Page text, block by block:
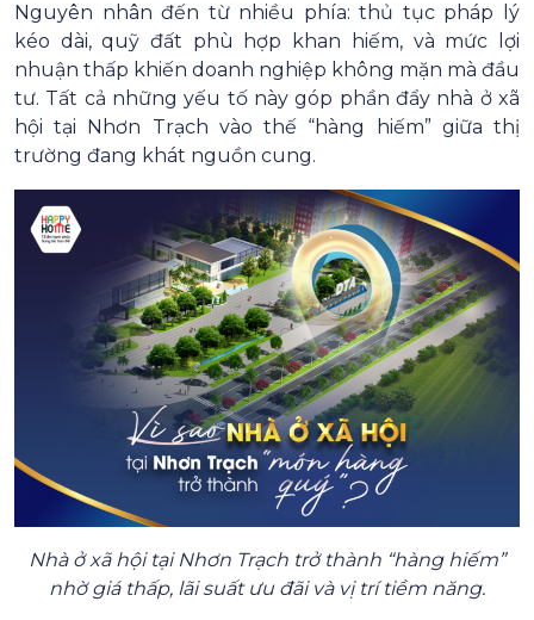
Nguyên nhân đến từ nhiều phía: thủ tục pháp lý
kéo dài, quỹ đất phù hợp khan hiếm, và mức lợi
nhuận thấp khiến doanh nghiệp không mặn mà đầu
tư. Tất cả những yếu tố này góp phần đẩy nhà ở xã
hội tại Nhơn Trạch vào thế “hàng hiếm” giữa thị
trường đang khát nguồn cung.
Nhà ở xã hội tại Nhơn Trạch trở thành “hàng hiếm”
nhờ giá thấp, lãi suất ưu đãi và vị trí tiềm năng.